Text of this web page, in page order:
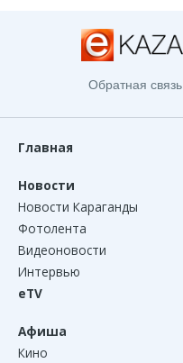
Обратная связь
Главная
Новости
Новости Караганды
Фотолента
Видеоновости
Интервью
eTV
Афиша
Кино